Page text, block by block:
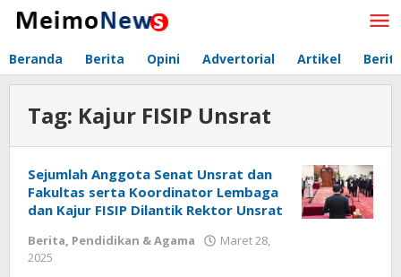
Lewati
Beranda Berita Opini Advertorial Artikel
Tag: Kajur FISIP Unsrat
Sejumlah Anggota Senat Unsrat dan
Fakultas serta Koordinator Lembaga
dan Kajur FISIP Dilantik Rektor Unsrat
Berita, Pendidikan & Agama
Maret 28,
2025